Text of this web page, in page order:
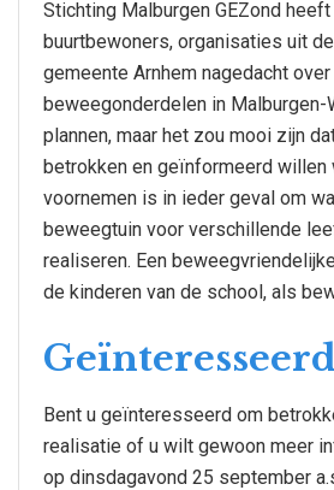
Stichting Malburgen GEZond
buurtbewoners, organisaties uit
gemeente Arnhem nagedacht
beweegonderdelen in Malburgen-
plannen, maar het zou mooi zijn
betrokken en geïnformeerd willen
voornemen is in ieder geval om
beweegtuin voor verschillende
realiseren. Een
de kinderen van de school, als
Bent u geïnteresseerd om
realisatie of u wilt gewoon meer
op dinsdagavond 25 september